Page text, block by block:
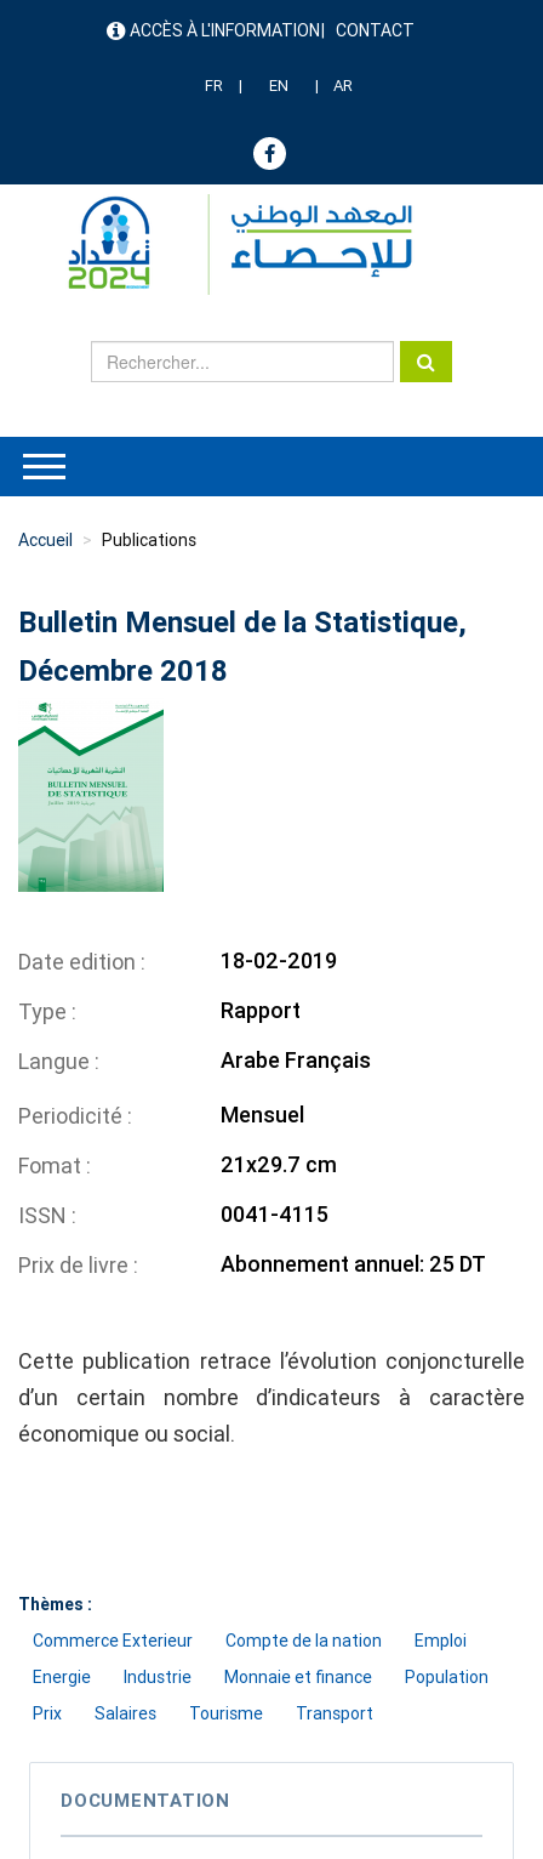
menu ACCÈS À L'INFORMATION CONTACT
FR EN AR
Accueil Publications
Bulletin Mensuel de la Statistique,
Décembre 2018
Date edition
18-02-2019
Type
Rapport
Langue
Arabe Français
Periodicité
Mensuel
Fomat
21x29.7 cm
ISSN
0041-4115
Prix de livre
Abonnement annuel: 25 DT
Cette publication retrace l’évolution conjoncturelle
d’un certain nombre d’indicateurs à caractère
économique ou social.
Thèmes :
Commerce Exterieur
Compte de la nation
Emploi
Energie
Industrie Monnaie et finance
Population
Prix
Salaires Tourisme Transport
DOCUMENTATION